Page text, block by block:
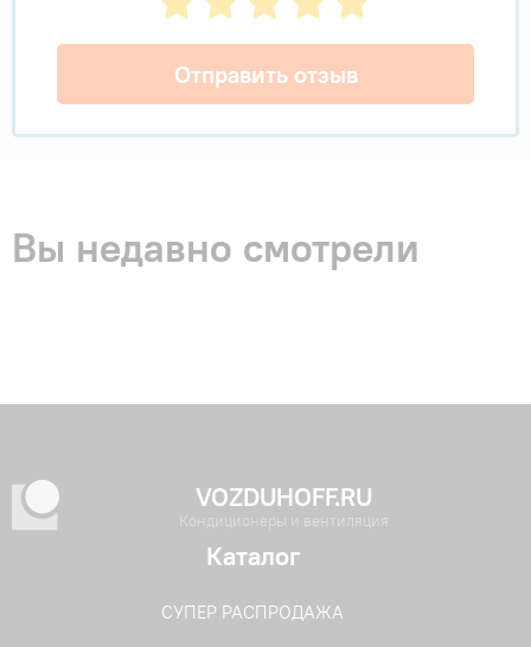
Отправить отзыв
Вы недавно смотрели
VOZDUHOFF.RU
Кондиционеры и вентиляция
Каталог
СУПЕР РАСПРОДАЖА